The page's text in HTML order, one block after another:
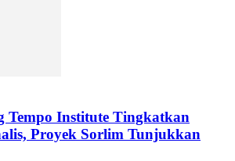
Tempo Institute Tingkatkan
Proyek Sorlim Tunjukkan